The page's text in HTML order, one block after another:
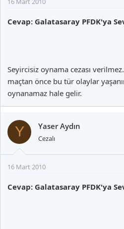
Cevap: Galatasaray PFDK'ya
Seyircisiz oynama cezası
maçtan önce bu tür olaylar
oynanamaz hale gelir.
Y Yaser Aydın
Cezalı
16 Mart 2010
Cevap: Galatasaray PFDK'ya